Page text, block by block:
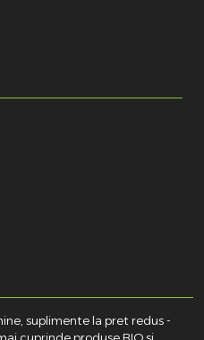
suplimente la pret redus -
cuprinde produse BIO si